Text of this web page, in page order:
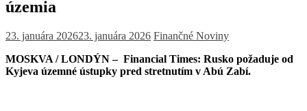
územia
23. januára 202623. januára 2026 Finančné Noviny
MOSKVA / LONDÝN – Financial Times: Rusko požaduje od
Kyjeva územné ústupky pred stretnutím v Abú Zabí.